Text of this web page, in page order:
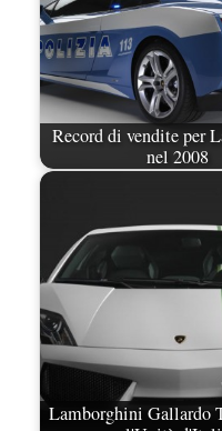
Record di vendite per
nel 2008
Lamborghini Gallardo